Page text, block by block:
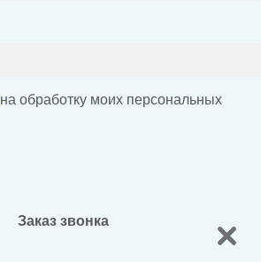
на обработку моих персональных
Заказ звонка